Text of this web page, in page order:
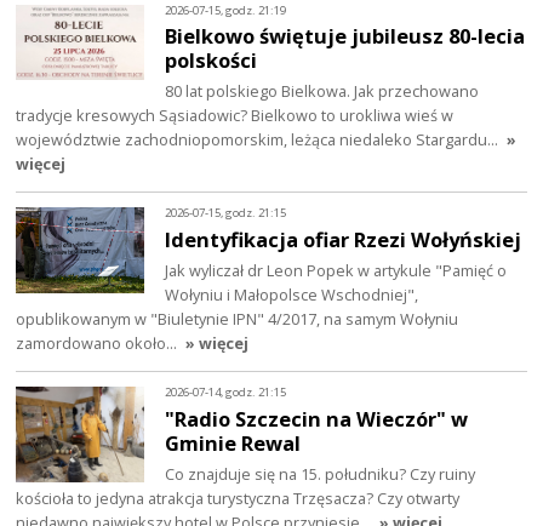
2026-07-15, godz. 21:19
Bielkowo świętuje jubileusz 80-lecia
polskości
80 lat polskiego Bielkowa. Jak przechowano
tradycje kresowych Sąsiadowic? Bielkowo to urokliwa wieś w
województwie zachodniopomorskim, leżąca niedaleko Stargardu… »
więcej
2026-07-15, godz. 21:15
Identyfikacja ofiar Rzezi Wołyńskiej
Jak wyliczał dr Leon Popek w artykule "Pamięć o
Wołyniu i Małopolsce Wschodniej",
opublikowanym w "Biuletynie IPN" 4/2017, na samym Wołyniu
zamordowano około… » więcej
2026-07-14, godz. 21:15
"Radio Szczecin na Wieczór" w
Gminie Rewal
Co znajduje się na 15. południku? Czy ruiny
kościoła to jedyna atrakcja turystyczna Trzęsacza? Czy otwarty